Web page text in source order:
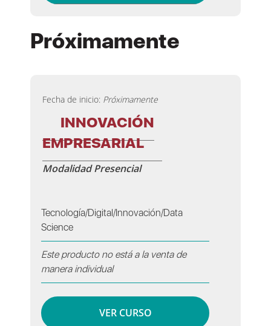
Próximamente
Fecha de inicio: Próximamente
INNOVACIÓN
EMPRESARIAL
Modalidad Presencial
Tecnología/Digital/Innovación/Data
Science
Este producto no está a la venta de
manera individual
VER CURSO